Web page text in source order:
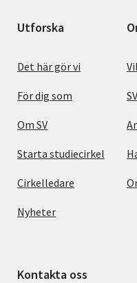
Utforska
Det här gör vi
För dig som
Om SV
Starta studiecirkel
Cirkelledare
Nyheter
Kontakta oss